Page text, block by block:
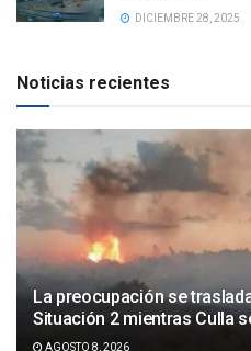
DICIEMBRE 28, 2025
Noticias recientes
La preocupación se
Situación 2 mientras Culla
AGOSTO 8, 2026